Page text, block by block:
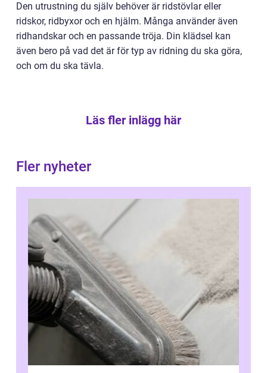
Den utrustning du själv behöver är ridstövlar eller
ridskor, ridbyxor och en hjälm. Många använder även
ridhandskar och en passande tröja. Din klädsel kan
även bero på vad det är för typ av ridning du ska göra,
och om du ska tävla.
Läs fler inlägg här
Fler nyheter